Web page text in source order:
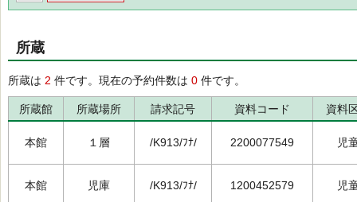
所蔵
所蔵は 2 件です。現在の予約件数は 0 件です。
所蔵館 所蔵場所 請求記号 資料コード 資料
本館 １層 /K913/ﾌﾅ/ 2200077549 児
本館 児庫 /K913/ﾌﾅ/ 1200452579 児